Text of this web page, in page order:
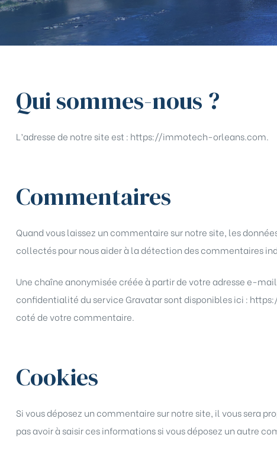
Qui sommes-nous ?
L’adresse de notre site est : https://immotech-orleans.com.
Commentaires
Quand vous laissez un commentaire sur notre site, les
collectés pour nous aider à la détection des commentaires
Une chaîne anonymisée créée à partir de votre adresse e-
confidentialité du service Gravatar sont disponibles ici :
coté de votre commentaire.
Cookies
Si vous déposez un commentaire sur notre site, il vous sera
pas avoir à saisir ces informations si vous déposez un autre